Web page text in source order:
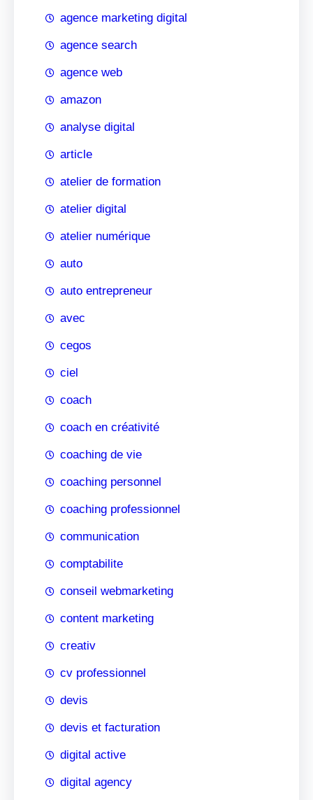
agence marketing digital
agence search
agence web
amazon
analyse digital
article
atelier de formation
atelier digital
atelier numérique
auto
auto entrepreneur
avec
cegos
ciel
coach
coach en créativité
coaching de vie
coaching personnel
coaching professionnel
communication
comptabilite
conseil webmarketing
content marketing
creativ
cv professionnel
devis
devis et facturation
digital active
digital agency